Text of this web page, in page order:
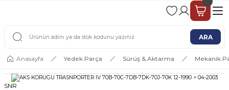
2 - 4 İŞ GÜNÜ İÇERİSİNDE KARGO
ARA
Anasayfa Yedek Parça Sürüş & Aktarma Mekanik
SNR